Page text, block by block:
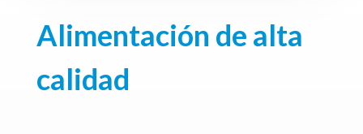
Alimentación de alta
calidad